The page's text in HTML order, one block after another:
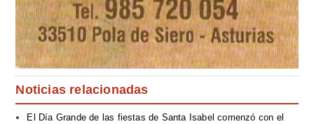
Noticias relacionadas
El Día Grande de las fiestas de Santa Isabel comenzó con el